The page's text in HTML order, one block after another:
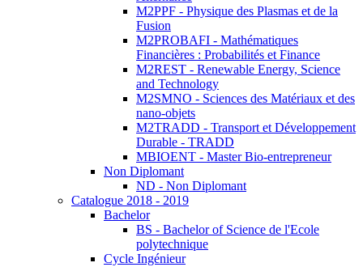
M2PPF - Physique des Plasmas et de la
Fusion
M2PROBAFI - Mathématiques
Financières : Probabilités et Finance
M2REST - Renewable Energy, Science
and Technology
M2SMNO - Sciences des Matériaux et des
nano-objets
M2TRADD - Transport et Développement
Durable - TRADD
MBIOENT - Master Bio-entrepreneur
Non Diplomant
ND - Non Diplomant
Catalogue 2018 - 2019
Bachelor
BS - Bachelor of Science de l'Ecole
polytechnique
Cycle Ingénieur